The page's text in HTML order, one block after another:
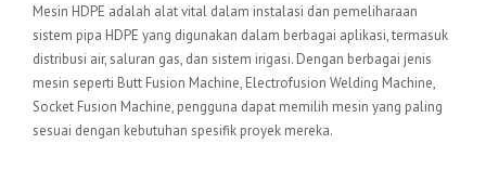
Mesin HDPE adalah alat vital dalam instalasi dan pemeliharaan
sistem pipa HDPE yang digunakan dalam berbagai aplikasi, termasuk
distribusi air, saluran gas, dan sistem irigasi. Dengan berbagai jenis
mesin seperti Butt Fusion Machine, Electrofusion Welding Machine,
Socket Fusion Machine, pengguna dapat memilih mesin yang paling
sesuai dengan kebutuhan spesifik proyek mereka.